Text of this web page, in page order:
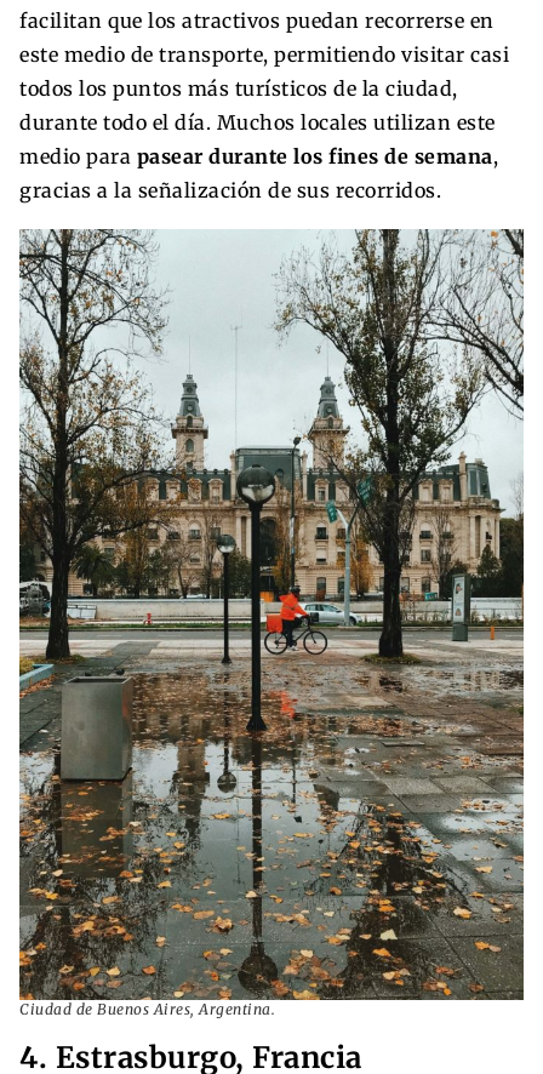
facilitan que los atractivos puedan recorrerse en
este medio de transporte, permitiendo visitar casi
todos los puntos más turísticos de la ciudad,
durante todo el día. Muchos locales utilizan este
medio para pasear durante los fines de semana,
gracias a la señalización de sus recorridos.
Ciudad de Buenos Aires, Argentina.
4. Estrasburgo, Francia